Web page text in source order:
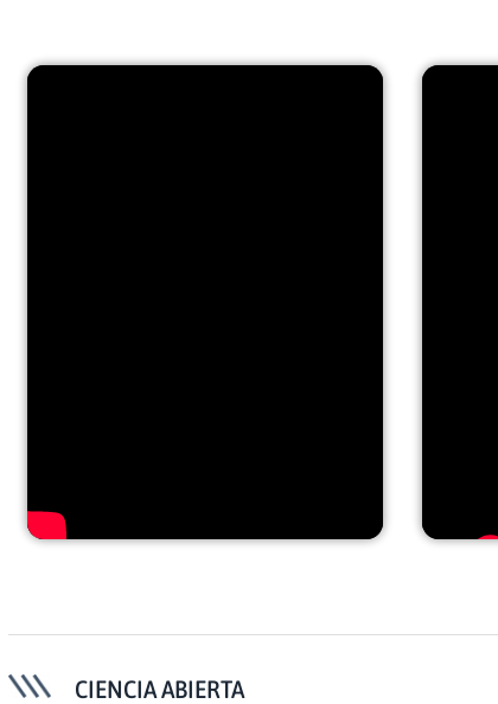
CIENCIA ABIERTA